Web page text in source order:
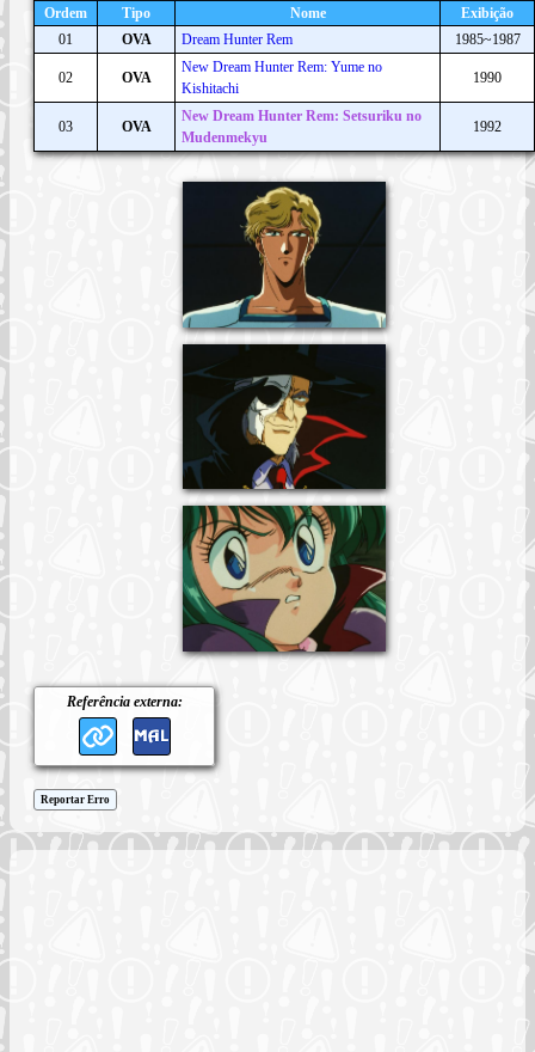
Ordem
Tipo Nome
Exibição
01
OVA Dream Hunter Rem 1985~1987
02 OVA
New Dream Hunter Rem: Yume no
Kishitachi
1990
03 OVA
New Dream Hunter Rem: Setsuriku no
Mudenmekyu
1992
Referência externa:
Reportar Erro